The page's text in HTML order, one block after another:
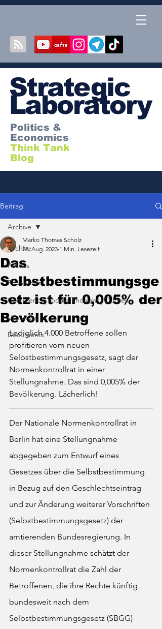
Strategic
Laboratory
Politics &
Economics
Think Tank
Blog
Beitrag
Archive
Politics
Economics
Comments | Todays Thought | Quotes
Literature
Documents
Archive
Das
Selbstbestimmungsge
setz ist für 0,005% der
Bevölkerung
Marko Thomas Scholz
28. Aug. 2023 1 Min. Lesezeit
Lediglich 4.000 Betroffene sollen
profitieren vom neuen
Selbstbestimmungsgesetz, sagt der
Normenkontrollrat in einer
Stellungnahme. Das sind 0,005% der
Bevölkerung. Lächerlich!
Der Nationale Normenkontrollrat in
Berlin hat eine Stellungnahme
abgegeben zum Entwurf eines
Gesetzes über die Selbstbestimmung
in Bezug auf den Geschlechtseintrag
und zur Änderung weiterer Vorschriften
(Selbstbestimmungsgesetz) der
amtierenden Bundesregierung. In
dieser Stellungnahme schätzt der
Normenkontrollrat die Zahl der
Betroffenen, die ihre Rechte künftig
bundesweit nach dem
Selbstbestimmungsgesetz (SBGG)